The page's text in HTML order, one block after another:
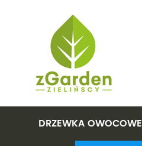
DRZEWKA OWOCOWE